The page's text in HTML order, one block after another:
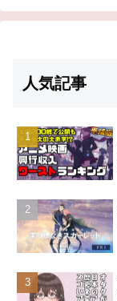
人気記事